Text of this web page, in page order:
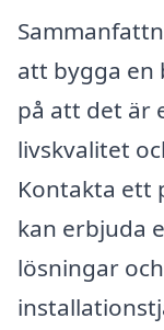
att bygga en
på att det är
livskvalitet
Kontakta ett
kan erbjuda
lösningar